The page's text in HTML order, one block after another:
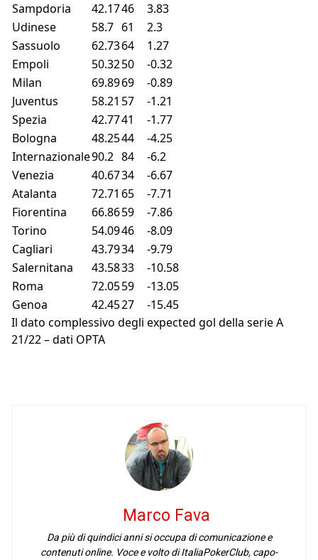
Sampdoria
42.1746
3.83
Udinese
58.7 61
2.3
Sassuolo
62.7364
1.27
Empoli
50.3250
-0.32
Milan
69.8969
-0.89
Juventus
58.21 57
-1.21
Spezia
42.7741
-1.77
Bologna
48.2544
-4.25
Internazionale90.2 84
-6.2
Venezia
40.6734
-6.67
Atalanta
72.71 65
-7.71
Fiorentina
66.8659
-7.86
Torino
54.0946
-8.09
Cagliari
43.7934
-9.79
Salernitana
43.5833
-10.58
Roma
72.0559
-13.05
Genoa
42.4527
-15.45
Il dato complessivo degli expected gol della serie A
21/22 – dati OPTA
Marco Fava
Da più di quindici anni si occupa di comunicazione e
contenuti online. Voce e volto di ItaliaPokerClub, capo-